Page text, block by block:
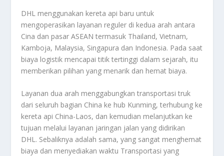
DHL menggunakan kereta api baru untuk
mengoperasikan layanan reguler di kedua arah antara
Cina dan pasar ASEAN termasuk Thailand, Vietnam,
Kamboja, Malaysia, Singapura dan Indonesia. Pada saat
biaya logistik mencapai titik tertinggi dalam sejarah, itu
memberikan pilihan yang menarik dan hemat biaya.
Layanan dua arah menggabungkan transportasi truk
dari seluruh bagian China ke hub Kunming, terhubung ke
kereta api China-Laos, dan kemudian melanjutkan ke
tujuan melalui layanan jaringan jalan yang didirikan
DHL. Sebaliknya adalah sama, yang sangat menghemat
biaya dan menyediakan waktu Transportasi yang